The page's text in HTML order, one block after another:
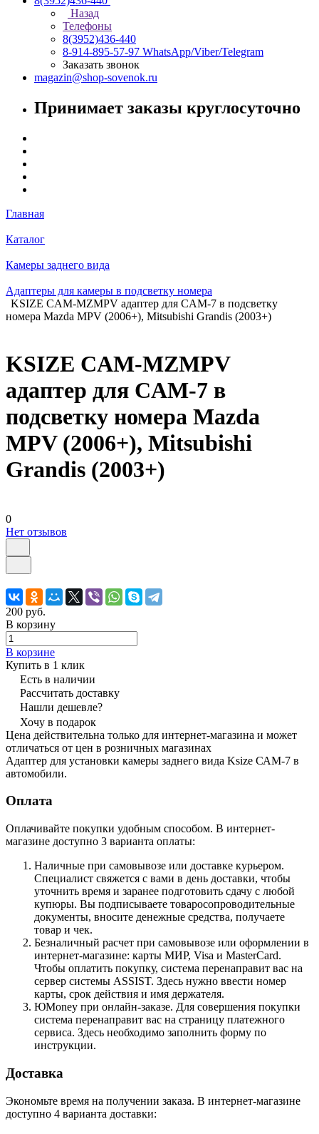
Назад
Телефоны
8(3952)436-440
8-914-895-57-97 WhatsApp/Viber/Telegram
Заказать звонок
magazin@shop-sovenok.ru
Принимает заказы круглосуточно
Главная
Каталог
Камеры заднего вида
Адаптеры для камеры в подсветку номера
KSIZE CAM-MZMPV адаптер для CAM-7 в подсветку
номера Mazda MPV (2006+), Mitsubishi Grandis (2003+)
KSIZE CAM-MZMPV
адаптер для CAM-7 в
подсветку номера Mazda
MPV (2006+), Mitsubishi
Grandis (2003+)
0
Нет отзывов
200 руб.
В корзину
В корзине
Купить в 1 клик
Есть в наличии
Рассчитать доставку
Нашли дешевле?
Хочу в подарок
Цена действительна только для интернет-магазина и может
отличаться от цен в розничных магазинах
Адаптер для установки камеры заднего вида Ksize САМ-7 в
автомобили.
Оплата
Оплачивайте покупки удобным способом. В интернет-
магазине доступно 3 варианта оплаты:
Наличные при самовывозе или доставке курьером.
Специалист свяжется с вами в день доставки, чтобы
уточнить время и заранее подготовить сдачу с любой
купюры. Вы подписываете товаросопроводительные
документы, вносите денежные средства, получаете
товар и чек.
Безналичный расчет при самовывозе или оформлении в
интернет-магазине: карты МИР, Visa и MasterCard.
Чтобы оплатить покупку, система перенаправит вас на
сервер системы ASSIST. Здесь нужно ввести номер
карты, срок действия и имя держателя.
ЮMoney при онлайн-заказе. Для совершения покупки
система перенаправит вас на страницу платежного
сервиса. Здесь необходимо заполнить форму по
инструкции.
Доставка
Экономьте время на получении заказа. В интернет-магазине
доступно 4 варианта доставки: